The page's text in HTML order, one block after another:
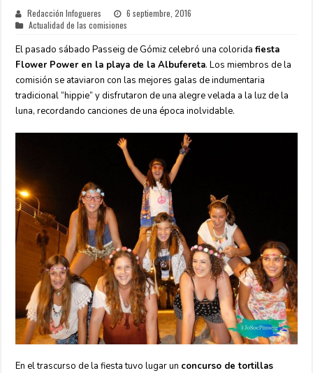
Redacción Infogueres
6 septiembre, 2016
Actualidad de las comisiones
El pasado sábado Passeig de Gómiz celebró una coloridafiesta
Flower Power en la playa de la Albufereta. Los miembros de la
comisión se ataviaron con las mejores galas de indumentaria
tradicional “hippie” y disfrutaron de una alegre velada a la luz de la
luna, recordando canciones de una época inolvidable.
En el trascurso de la fiesta tuvo lugar un concurso de tortillas